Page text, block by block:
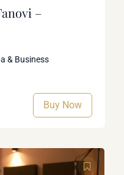
–
& Business
Buy Now